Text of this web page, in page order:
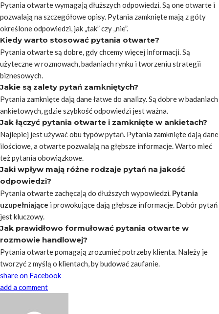
Pytania otwarte wymagają dłuższych odpowiedzi. Są one otwarte i
pozwalają na szczegółowe opisy. Pytania zamknięte mają z góty
określone odpowiedzi, jak „tak” czy „nie”.
Kiedy warto stosować pytania otwarte?
Pytania otwarte są dobre, gdy chcemy więcej informacji. Są
użyteczne w rozmowach, badaniach rynku i tworzeniu strategii
biznesowych.
Jakie są zalety pytań zamkniętych?
Pytania zamknięte dają dane łatwe do analizy. Są dobre w badaniach
ankietowych, gdzie szybkość odpowiedzi jest ważna.
Jak łączyć pytania otwarte i zamknięte w ankietach?
Najlepiej jest używać obu typów pytań. Pytania zamknięte dają dane
ilościowe, a otwarte pozwalają na głębsze informacje. Warto mieć
też pytania obowiązkowe.
Jaki wpływ mają różne rodzaje pytań na jakość
odpowiedzi?
Pytania otwarte zachęcają do dłuższych wypowiedzi. Pytania
uzupełniające i prowokujące dają głębsze informacje. Dobór pytań
jest kluczowy.
Jak prawidłowo formułować pytania otwarte w
rozmowie handlowej?
Pytania otwarte pomagają zrozumieć potrzeby klienta. Należy je
tworzyć z myślą o klientach, by budować zaufanie.
share on Facebook
add a comment